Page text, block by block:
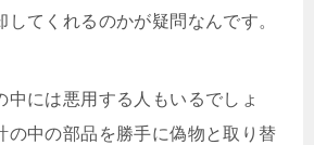
してくれるのかが疑問なんです。
中には悪用する人もいるでしょ
の中の部品を勝手に偽物と取り替